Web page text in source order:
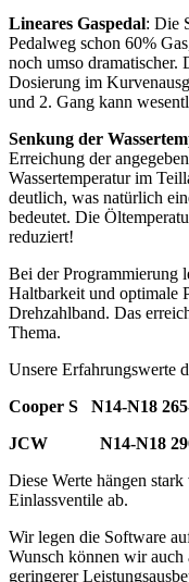
Lineares Gaspedal: Die
Pedalweg schon 60%
noch umso dramatischer.
Dosierung im
und 2. Gang kann
Senkung der
Erreichung der
Wassertemperatur im
deutlich, was natürlich
bedeutet. Die
reduziert!
Bei der Programmierung
Haltbarkeit und optimale
Drehzahlband. Das
Thema.
Unsere Erfahrungswerte
Cooper S N14-N18
JCW N14-N18 290-
Diese Werte hängen
Einlassventile ab.
Wir legen die Software
Wunsch können wir
geringerer